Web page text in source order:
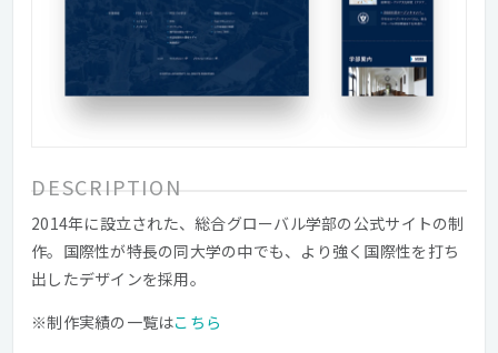
DESCRIPTION
2014年に設立された、総合グローバル学部の公式サイトの制
作。国際性が特長の同大学の中でも、より強く国際性を打ち
出したデザインを採用。
※制作実績の一覧はこちら